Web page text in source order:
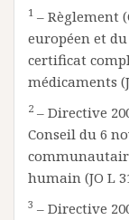
1 – Règlement
européen et
certificat
médicaments
2 – Directive
Conseil du 6
humain (JO L
3 – Directive